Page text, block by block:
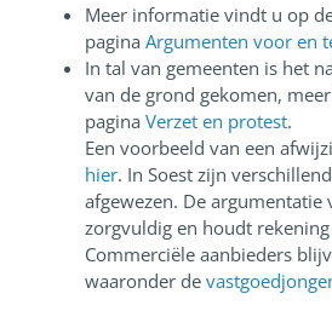
Meer informatie vindt u op
pagina Argumenten voor en
In tal van gemeenten is het
van de grond gekomen,
pagina Verzet en protest.
Een voorbeeld van een
hier. In Soest zijn
afgewezen. De argumentatie
zorgvuldig en houdt
Commerciële aanbieders
waaronder de